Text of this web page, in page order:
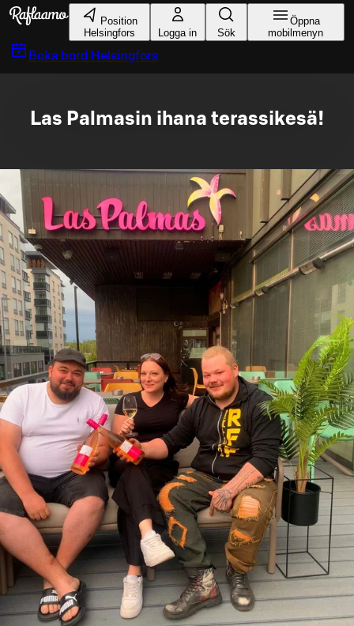
Gå till huvudinnehållet
Position
Helsingfors
Logga in Sök
Öppna
mobilmenyn
Boka bord Helsingfors
Las Palmasin ihana terassikesä!